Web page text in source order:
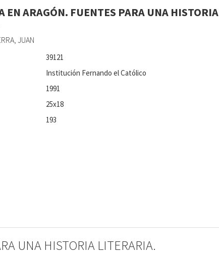
EN ARAGÓN. FUENTES PARA UNA HISTORIA
JUAN
39121
Institución Fernando el Católico
1991
25x18
193
UNA HISTORIA LITERARIA.